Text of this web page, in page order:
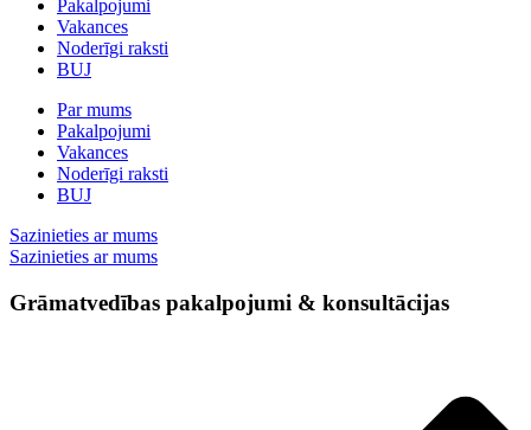
Pakalpojumi
Vakances
Noderīgi raksti
BUJ
Par mums
Pakalpojumi
Vakances
Noderīgi raksti
BUJ
Sazinieties ar mums
Sazinieties ar mums
Grāmatvedības pakalpojumi & konsultācijas